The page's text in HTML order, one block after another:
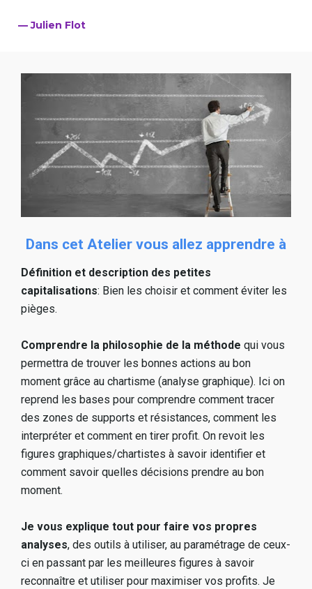
— Julien Flot
Dans cet Atelier vous allez apprendre à
Définition et description des petites
capitalisations: Bien les choisir et comment éviter les
pièges.
Comprendre la philosophie de la méthode qui vous
permettra de trouver les bonnes actions au bon
moment grâce au chartisme (analyse graphique). Ici on
reprend les bases pour comprendre comment tracer
des zones de supports et résistances, comment les
interpréter et comment en tirer profit. On revoit les
figures graphiques/chartistes à savoir identifier et
comment savoir quelles décisions prendre au bon
moment.
Je vous explique tout pour faire vos propres
analyses, des outils à utiliser, au paramétrage de ceux-
ci en passant par les meilleures figures à savoir
reconnaître et utiliser pour maximiser vos profits. Je